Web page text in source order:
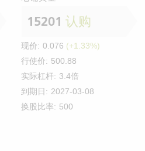
15201 认购
现价: 0.076 (+1.33%)
行使价: 500.88
实际杠杆: 3.4倍
到期日: 2027-03-08
换股比率: 500